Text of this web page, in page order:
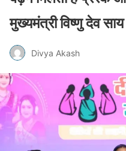
मुख्यमंत्री विष्णु देव साय
Divya Akash